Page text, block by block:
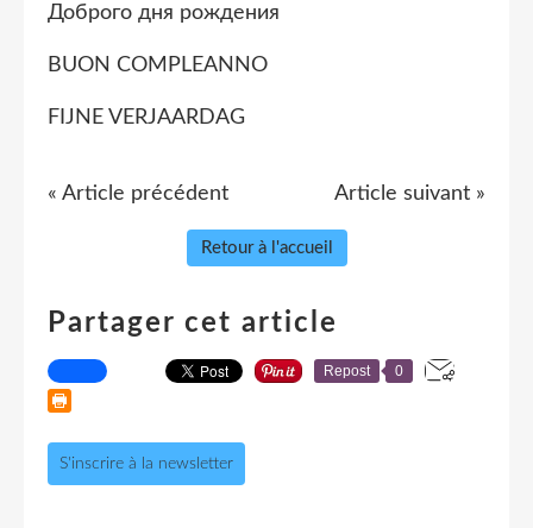
Доброго дня рождения
BUON COMPLEANNO
FIJNE VERJAARDAG
« Article précédent Article suivant »
Retour à l'accueil
Partager cet article
Repost 0
S'inscrire à la newsletter